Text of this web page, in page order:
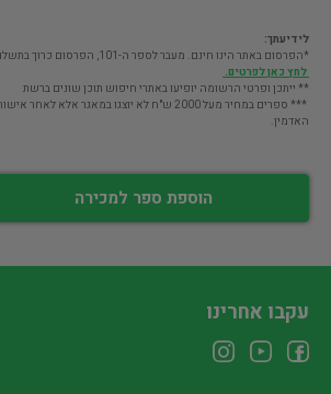
לידיעתך:
*הפרסום באתר הינו חינם. מעבר לספר ה-101, הפרסום כרוך בתשלום שנתי
לחץ כאן לפרטים.
** ייתכן ופרטי הרשומה יופיעו באתרי חיפוש תוכן שונים ברשת
*** ספרים במחיר מעל 2000 ש"ח לא יוצגו במאגר אלא לאחר אישור
האדמין.
הוספת ספר למכירה
עקבו אחרינו